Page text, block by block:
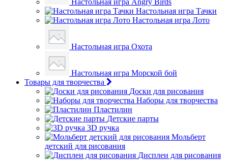
Настольная игра Angry Birds
Настольная игра Тачки
Настольная игра Лото
Настольная игра Охота
Настольная игра Морской бой
Товары для творчества
Доски для рисования
Наборы для творчества
Пластилин
Детские парты
3D ручка
Мольберт
детский для рисования
Дисплеи для рисования